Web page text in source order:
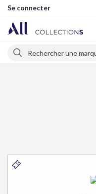
Se connecter
Rechercher